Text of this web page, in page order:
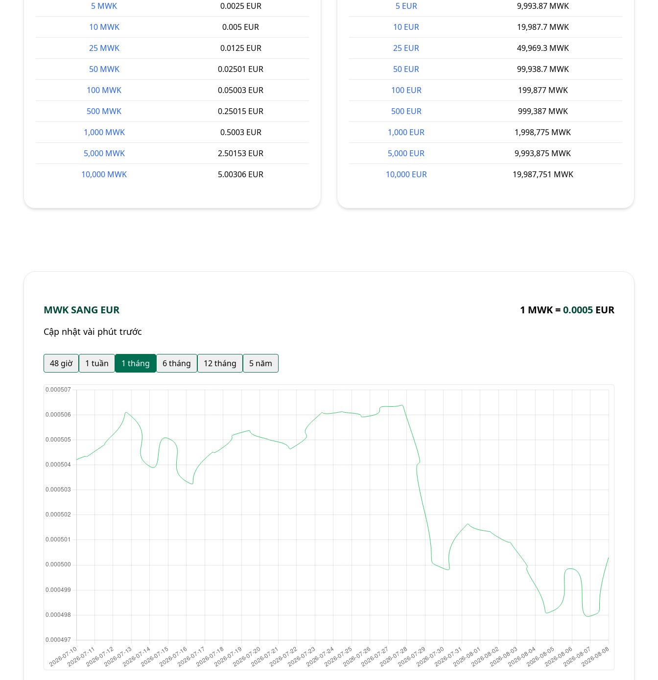
5 MWK
0.0025 EUR
10 MWK
0.005 EUR
25 MWK
0.0125 EUR
50 MWK
0.02501 EUR
100 MWK
0.05003 EUR
500 MWK
0.25015 EUR
1,000 MWK
0.5003 EUR
5,000 MWK
2.50153 EUR
10,000 MWK
5.00306 EUR
5 EUR
9,993.87 MWK
10 EUR
19,987.7 MWK
25 EUR
49,969.3 MWK
50 EUR
99,938.7 MWK
100 EUR
199,877 MWK
500 EUR
999,387 MWK
1,000 EUR
1,998,775 MWK
5,000 EUR
9,993,875 MWK
10,000 EUR
19,987,751 MWK
MWK SANG EUR 1 MWK =0.0005 EUR
Cập nhật vài phút trước
48 giờ 1 tuần 1 tháng 6 tháng 12 tháng 5 năm